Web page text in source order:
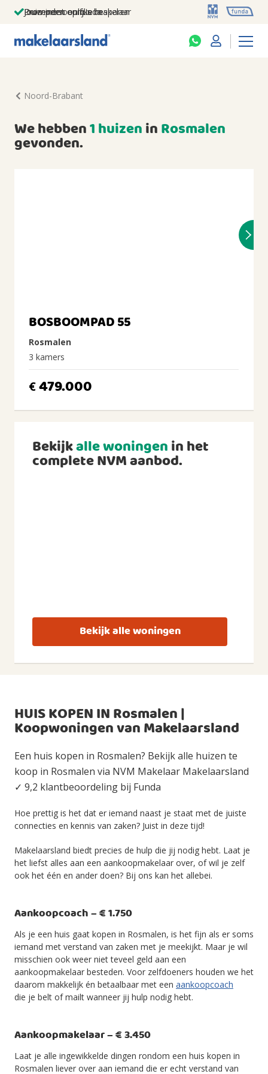
Jouw persoonlijke makelaar
Duizenden euro's besparen
Prominent op funda
Noord-Brabant
We hebben1 huizeninRosmalen
gevonden.
BOSBOOMPAD 55
Rosmalen
3 kamers
€479.000
Bekijkalle woningenin het
complete NVM aanbod.
Bekijk alle woningen
HUIS KOPEN IN Rosmalen |
Koopwoningen van Makelaarsland
Een huis kopen in Rosmalen? Bekijk alle huizen te
koop in Rosmalen via NVM Makelaar Makelaarsland
✓ 9,2 klantbeoordeling bij Funda
Hoe prettig is het dat er iemand naast je staat met de juiste
connecties en kennis van zaken? Juist in deze tijd!
Makelaarsland biedt precies de hulp die jij nodig hebt. Laat je
het liefst alles aan een aankoopmakelaar over, of wil je zelf
ook het één en ander doen? Bij ons kan het allebei.
Aankoopcoach – € 1.750
Als je een huis gaat kopen in Rosmalen, is het fijn als er soms
iemand met verstand van zaken met je meekijkt. Maar je wil
misschien ook weer niet teveel geld aan een
aankoopmakelaar besteden. Voor zelfdoeners houden we het
daarom makkelijk én betaalbaar met een aankoopcoach
die je belt of mailt wanneer jij hulp nodig hebt.
Aankoopmakelaar – € 3.450
Laat je alle ingewikkelde dingen rondom een huis kopen in
Rosmalen liever over aan iemand die er echt verstand van